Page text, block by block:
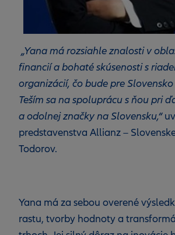
„Yana má rozsiahle znalosti v
financií a bohaté skúsenosti s
organizácií, čo bude pre
Teším sa na spoluprácu s ňou pri
a odolnej ​značky na Slovensku,“
predstavenstva Allianz –
Todorov.
Yana má za sebou overené
rastu, tvorby hodnoty a